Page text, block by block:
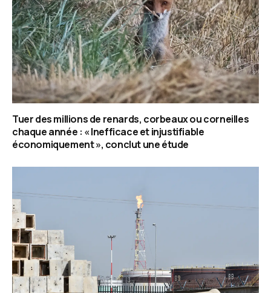
Tuer des millions de renards, corbeaux ou corneilles
chaque année : « Inefficace et injustifiable
économiquement », conclut une étude